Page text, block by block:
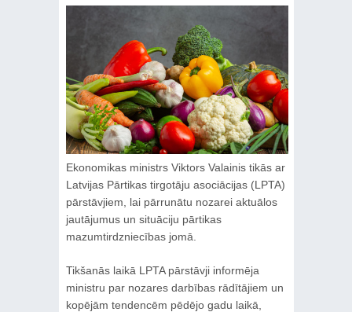
Ekonomikas ministrs Viktors Valainis tikās ar
Latvijas Pārtikas tirgotāju asociācijas (LPTA)
pārstāvjiem, lai pārrunātu nozarei aktuālos
jautājumus un situāciju pārtikas
mazumtirdzniecības jomā.
Tikšanās laikā LPTA pārstāvji informēja
ministru par nozares darbības rādītājiem un
kopējām tendencēm pēdējo gadu laikā,